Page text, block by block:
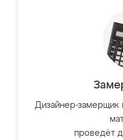
Дизайнер-замерщик
проведёт